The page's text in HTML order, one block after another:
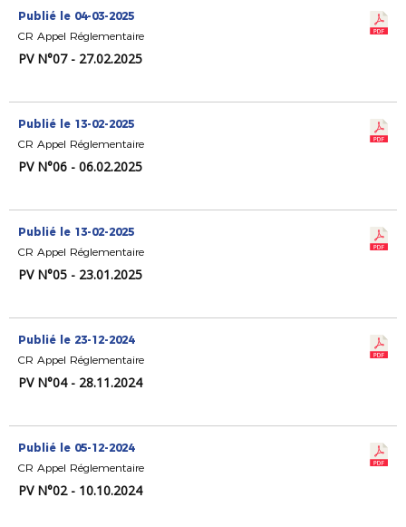
Publié le 04-03-2025
CR Appel Réglementaire
PV N°07 - 27.02.2025
Publié le 13-02-2025
CR Appel Réglementaire
PV N°06 - 06.02.2025
Publié le 13-02-2025
CR Appel Réglementaire
PV N°05 - 23.01.2025
Publié le 23-12-2024
CR Appel Réglementaire
PV N°04 - 28.11.2024
Publié le 05-12-2024
CR Appel Réglementaire
PV N°02 - 10.10.2024